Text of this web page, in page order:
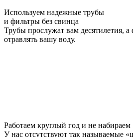
Используем надежные трубы
и фильтры без свинца
Трубы прослужат вам десятилетия, а
отравлять вашу воду.
Работаем круглый год и не
У нас отсутствуют так называемые